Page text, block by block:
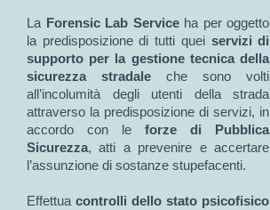
La Forensic Lab Serviceha per oggetto
la predisposizione di tutti quei servizi di
supporto per la gestione tecnica della
sicurezza stradale che sono volti
all’incolumità degli utenti della strada
attraverso la predisposizione di servizi, in
accordo con leforze di Pubblica
Sicurezza, atti a prevenire e accertare
l’assunzione di sostanze stupefacenti.
Effettuacontrolli dello stato psicofisico